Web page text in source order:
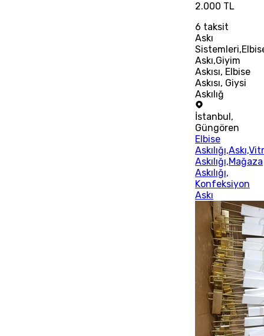
2.000 TL
6 taksit
Askı
Askı,Giyim
Askısı, Elbise
Askısı, Giysi
Askılığ
İstanbul ,
Güngören
Elbise
Askılığı,Mağaza
Askılığı,
Konfeksiyon
Askı